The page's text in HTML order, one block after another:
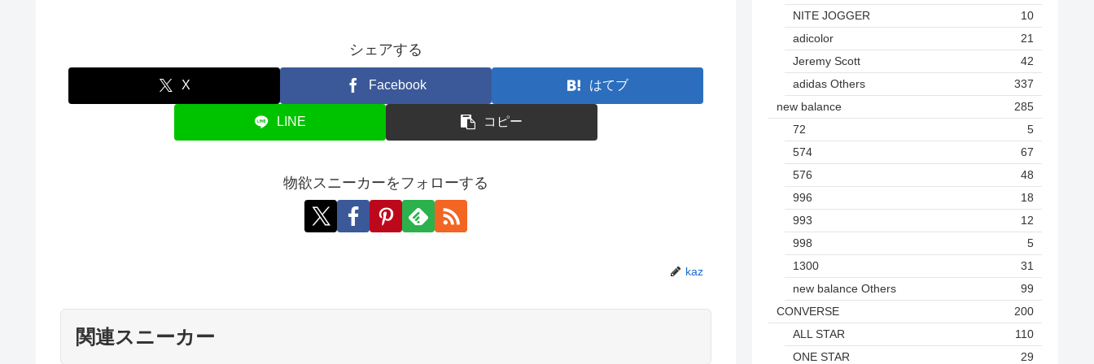
シェアする
X Facebook はてブ
LINE コピー
物欲スニーカーをフォローする
kaz
関連スニーカー
NITE JOGGER
10
adicolor
21
Jeremy Scott
42
adidas Others
337
new balance
285
72
5
574
67
576
48
996
18
993
12
998
5
1300
31
new balance Others
99
CONVERSE
200
ALL STAR
110
ONE STAR
29